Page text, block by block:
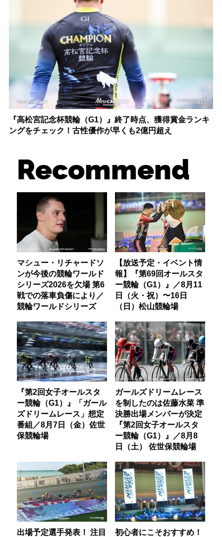
『高松宮記念杯競輪（G1）』終了時点、獲得賞金ランキ
ングをチェック！古性優作が早くも2億円超え
Recommend
マシュー・リチャードソ
ンが今後の競輪ワールド
シリーズ2026を欠場 第6
戦での落車負傷により／
競輪ワールドシリーズ
【放送予定・イベント情
報】『第69回オールスタ
ー競輪（G1）』／8月11
日（火・祝）〜16日
（日）松山競輪場
『第2回女子オールスタ
ー競輪（G1）』「ガール
ズドリームレース」想定
番組／8月7日（金）佐世
保競輪場
ガールズドリームレース
を制したのは佐藤水菜 準
決勝出場メンバーが決定
『第2回女子オールスタ
ー競輪（G1）』／8月8
日（土） 佐世保競輪場
出場予定選手発表！ 注目
初心者にこそおすすめ！